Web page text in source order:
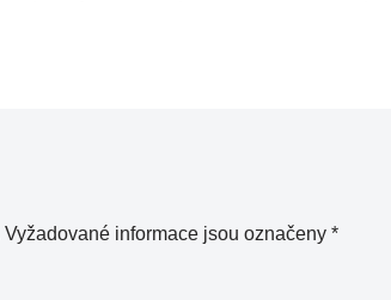
Vyžadované informace jsou označeny *